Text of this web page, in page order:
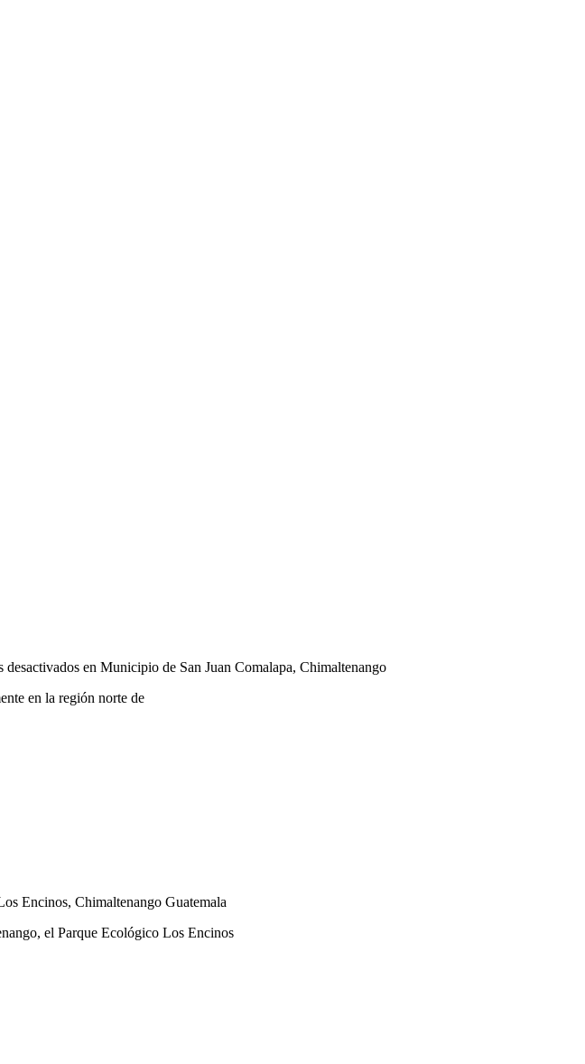
desactivados en Municipio de San Juan Comalapa, Chimaltenango
en la región norte de
Encinos, Chimaltenango Guatemala
el Parque Ecológico Los Encinos